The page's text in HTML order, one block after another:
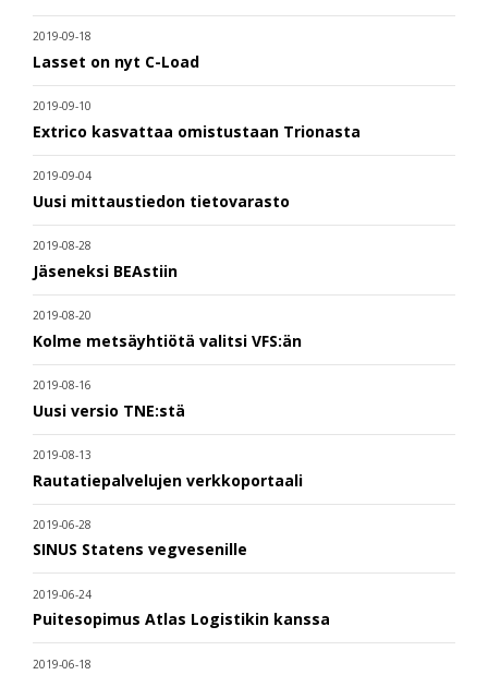
2019-09-18
Lasset on nyt C-Load
2019-09-10
Extrico kasvattaa omistustaan Trionasta
2019-09-04
Uusi mittaustiedon tietovarasto
2019-08-28
Jäseneksi BEAstiin
2019-08-20
Kolme metsäyhtiötä valitsi VFS:än
2019-08-16
Uusi versio TNE:stä
2019-08-13
Rautatiepalvelujen verkkoportaali
2019-06-28
SINUS Statens vegvesenille
2019-06-24
Puitesopimus Atlas Logistikin kanssa
2019-06-18